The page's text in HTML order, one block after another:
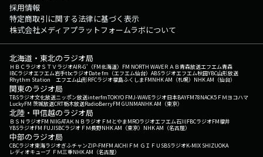
採用情報
特定商取引に関する法律に基づく表示
株式会社メディアプラットフォームラボについて
北海道・東北のラジオ局
ＨＢＣラジオＳＴＶラジオAIR-G'（FM北海道） FM NORTH WAVEＲＡＢ青森放送エフエム青森
IBCラジオエフエム岩手tbcラジオDate fm（エフエム仙台） ABSラジオエフエム秋田YBC山形放送
Rhythm Station エフエム山形RFCラジオ福島ふくしまFMNHK AM（札幌） NHK AM（仙台）
関東のラジオ局
TBSラジオ文化放送ニッポン放送interfmTOKYO FMJ-WAVEラジオ日本BAYFM78NACK5 ＦＭヨコハマ
LuckyFM 茨城放送CRT栃木放送RadioBerryFM GUNMANHK AM（東京）
北陸・甲信越のラジオ局
ＢＳＮラジオFM NIIGATAＫＮＢラジオ ＦＭとやまMROラジオエフエム石川FBCラジオFM福井
YBSラジオFM FUJISBCラジオ ＦＭ長野NHK AM（東京） NHK AM（名古屋）
中部のラジオ局
CBCラジオ東海ラジオぎふチャンZIP-FMFM AICHI ＦＭ ＧＩＦＵ SBSラジオK-MIX SHIZUOKA
レディオキューブ ＦＭ三重NHK AM（名古屋）